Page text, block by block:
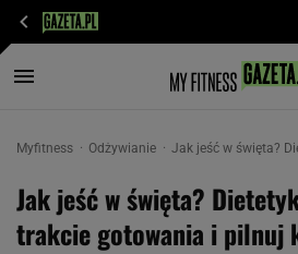
Myfitness Odżywianie Jak jeść w święta?
Jak jeść w święta?
trakcie gotowania i pilnuj